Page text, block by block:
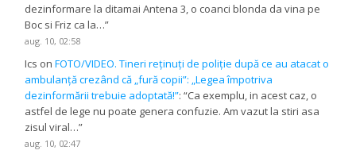
dezinformare la ditamai Antena 3, o coanci blonda da vina pe
Boc si Friz ca la…”
aug. 10, 02:58
Ics onFOTO/VIDEO. Tineri reținuți de poliție după ce au atacat o
ambulanță crezând că „fură copii”: „Legea împotriva
dezinformării trebuie adoptată!”: “Ca exemplu, in acest caz, o
astfel de lege nu poate genera confuzie. Am vazut la stiri asa
zisul viral…”
aug. 10, 02:47